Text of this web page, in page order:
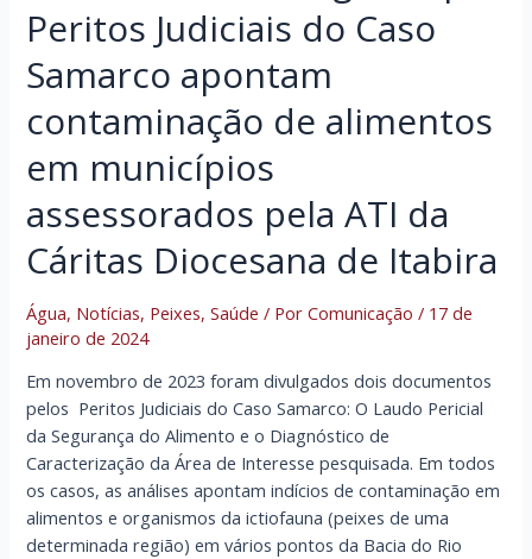
Peritos Judiciais do Caso
Samarco apontam
contaminação de alimentos
em municípios
assessorados pela ATI da
Cáritas Diocesana de Itabira
Água, Notícias, Peixes,Saúde / PorComunicação/ 17 de
janeiro de 2024
Em novembro de 2023 foram divulgados dois documentos
pelos Peritos Judiciais do Caso Samarco: O Laudo Pericial
da Segurança do Alimento e o Diagnóstico de
Caracterização da Área de Interesse pesquisada. Em todos
os casos, as análises apontam indícios de contaminação em
alimentos e organismos da ictiofauna (peixes de uma
determinada região) em vários pontos da Bacia do Rio